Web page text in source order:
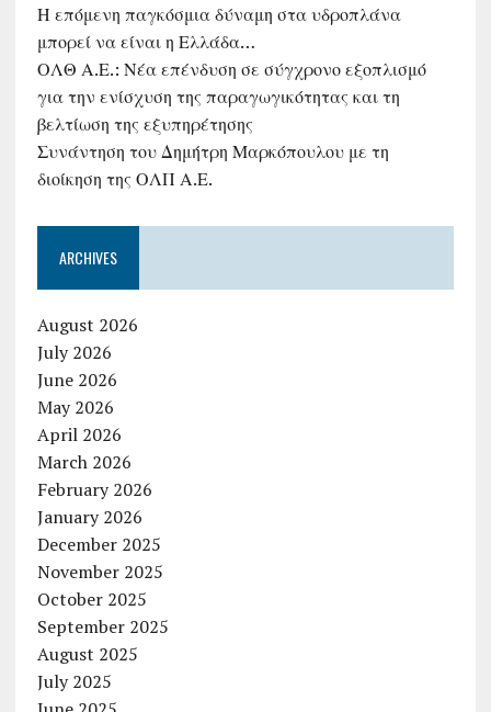
Η επόμενη παγκόσμια δύναμη στα υδροπλάνα
μπορεί να είναι η Ελλάδα…
ΟΛΘ Α.Ε.: Νέα επένδυση σε σύγχρονο εξοπλισμό
για την ενίσχυση της παραγωγικότητας και τη
βελτίωση της εξυπηρέτησης
Συνάντηση του Δημήτρη Μαρκόπουλου με τη
διοίκηση της ΟΛΠ Α.Ε.
ARCHIVES
August 2026
July 2026
June 2026
May 2026
April 2026
March 2026
February 2026
January 2026
December 2025
November 2025
October 2025
September 2025
August 2025
July 2025